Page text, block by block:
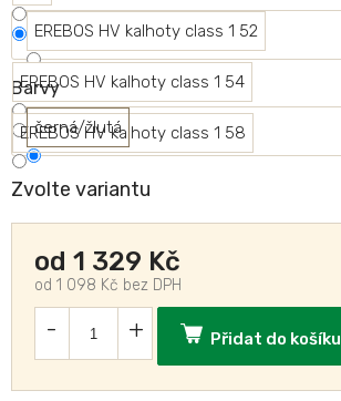
Zvolte variantu
EREBOS HV kalhoty class 1 52
EREBOS HV kalhoty class 1 54
EREBOS HV kalhoty class 1 58
Barvy
černá/žlutá
od 1 329 Kč
od 1 098 Kč bez DPH
Přidat do košíku